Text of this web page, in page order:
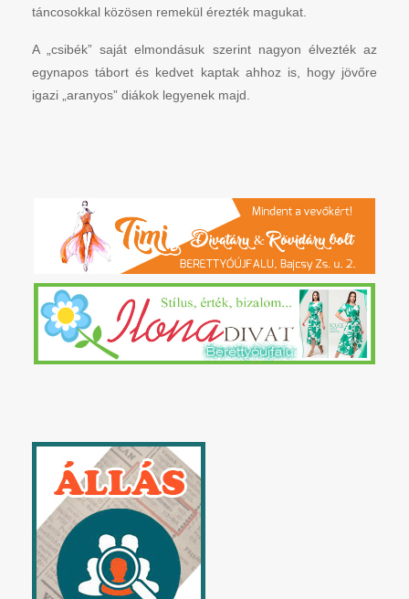
táncosokkal közösen remekül érezték magukat.
A „csibék” saját elmondásuk szerint nagyon élvezték az
egynapos tábort és kedvet kaptak ahhoz is, hogy jövőre
igazi „aranyos” diákok legyenek majd.